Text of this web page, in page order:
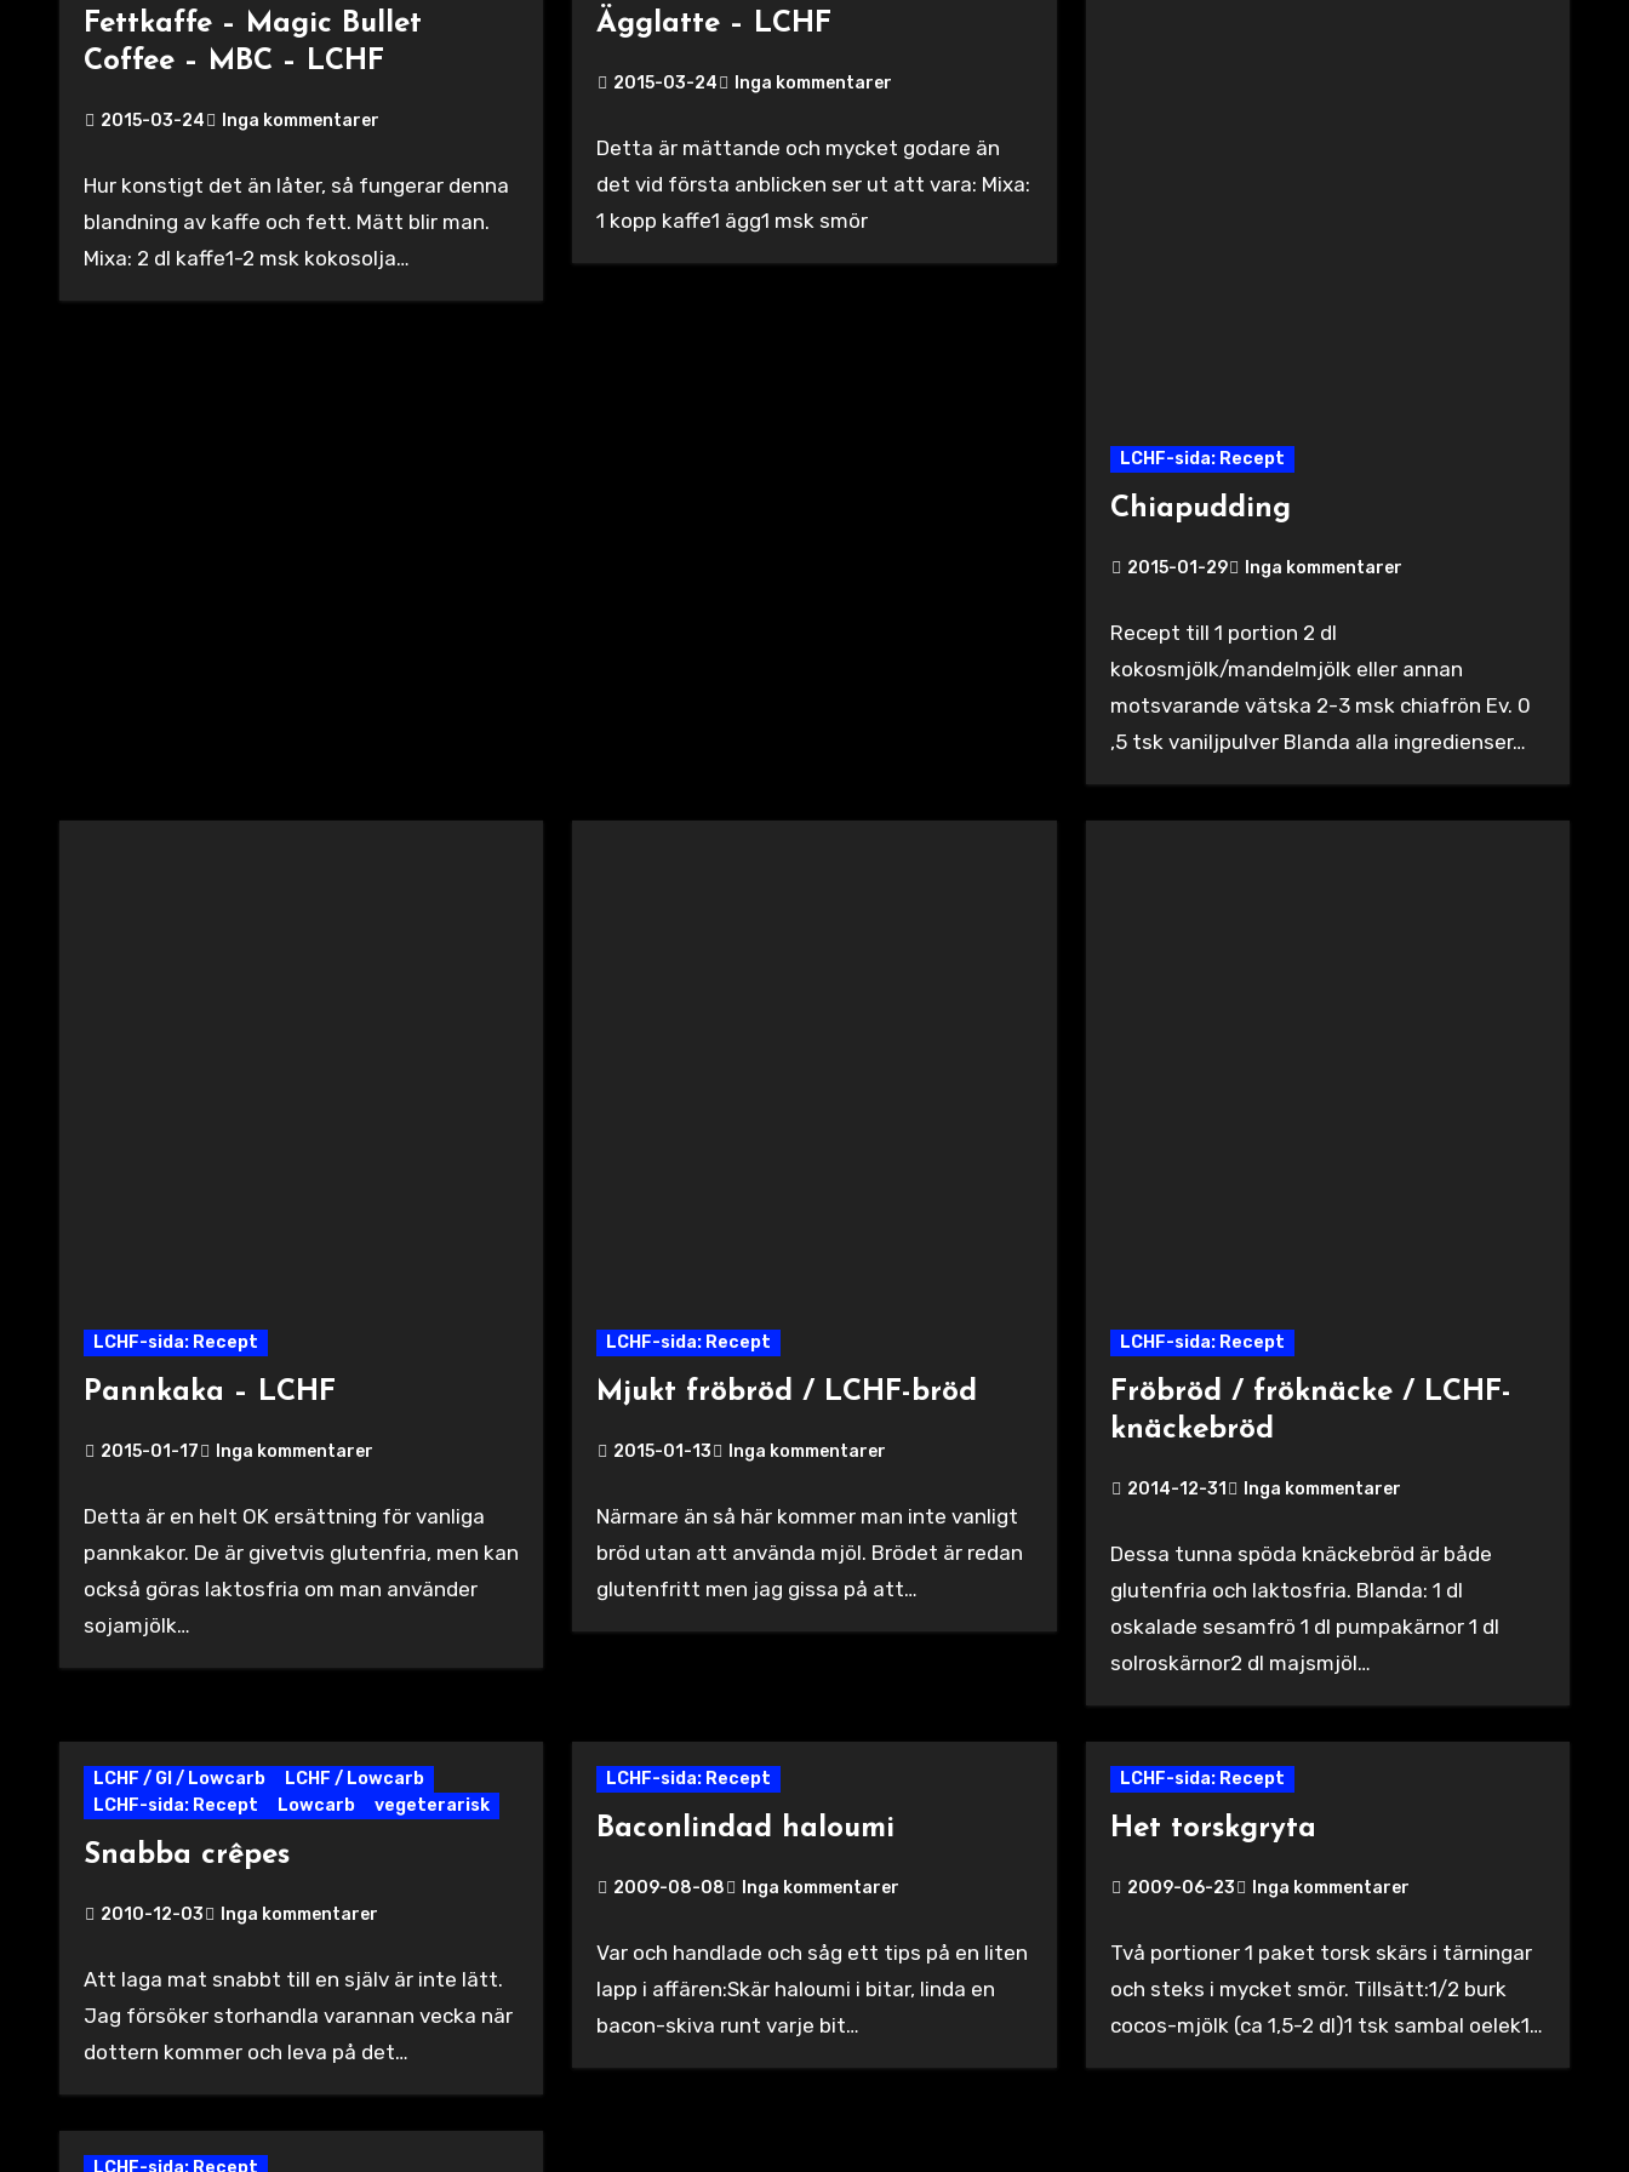
Fettkaffe – Magic Bullet
Coffee – MBC – LCHF
2015-03-24 Inga kommentarer
Hur konstigt det än låter, så fungerar denna
blandning av kaffe och fett. Mätt blir man.
Mixa: 2 dl kaffe1-2 msk kokosolja…
Ägglatte – LCHF
2015-03-24 Inga kommentarer
Detta är mättande och mycket godare än
det vid första anblicken ser ut att vara: Mixa:
1 kopp kaffe1 ägg1 msk smör
LCHF-sida: Recept
Chiapudding
2015-01-29 Inga kommentarer
Recept till 1 portion 2 dl
kokosmjölk/mandelmjölk eller annan
motsvarande vätska 2-3 msk chiafrön Ev. 0
,5 tsk vaniljpulver Blanda alla ingredienser…
LCHF-sida: Recept
Pannkaka – LCHF
2015-01-17 Inga kommentarer
Detta är en helt OK ersättning för vanliga
pannkakor. De är givetvis glutenfria, men kan
också göras laktosfria om man använder
sojamjölk…
LCHF-sida: Recept
Mjukt fröbröd / LCHF-bröd
2015-01-13 Inga kommentarer
Närmare än så här kommer man inte vanligt
bröd utan att använda mjöl. Brödet är redan
glutenfritt men jag gissa på att…
LCHF-sida: Recept
Fröbröd / fröknäcke / LCHF-
knäckebröd
2014-12-31 Inga kommentarer
Dessa tunna spöda knäckebröd är både
glutenfria och laktosfria. Blanda: 1 dl
oskalade sesamfrö 1 dl pumpakärnor 1 dl
solroskärnor2 dl majsmjöl…
LCHF / GI / Lowcarb
LCHF / Lowcarb
LCHF-sida: Recept
Lowcarb vegeterarisk
Snabba crêpes
2010-12-03 Inga kommentarer
Att laga mat snabbt till en själv är inte lätt.
Jag försöker storhandla varannan vecka när
dottern kommer och leva på det…
LCHF-sida: Recept
Baconlindad haloumi
2009-08-08 Inga kommentarer
Var och handlade och såg ett tips på en liten
lapp i affären:Skär haloumi i bitar, linda en
bacon-skiva runt varje bit…
LCHF-sida: Recept
Het torskgryta
2009-06-23 Inga kommentarer
Två portioner 1 paket torsk skärs i tärningar
och steks i mycket smör. Tillsätt:1/2 burk
cocos-mjölk (ca 1,5-2 dl)1 tsk sambal oelek1…
LCHF-sida: Recept